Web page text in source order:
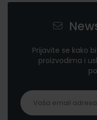
Prijavite se kako
proizvodima i